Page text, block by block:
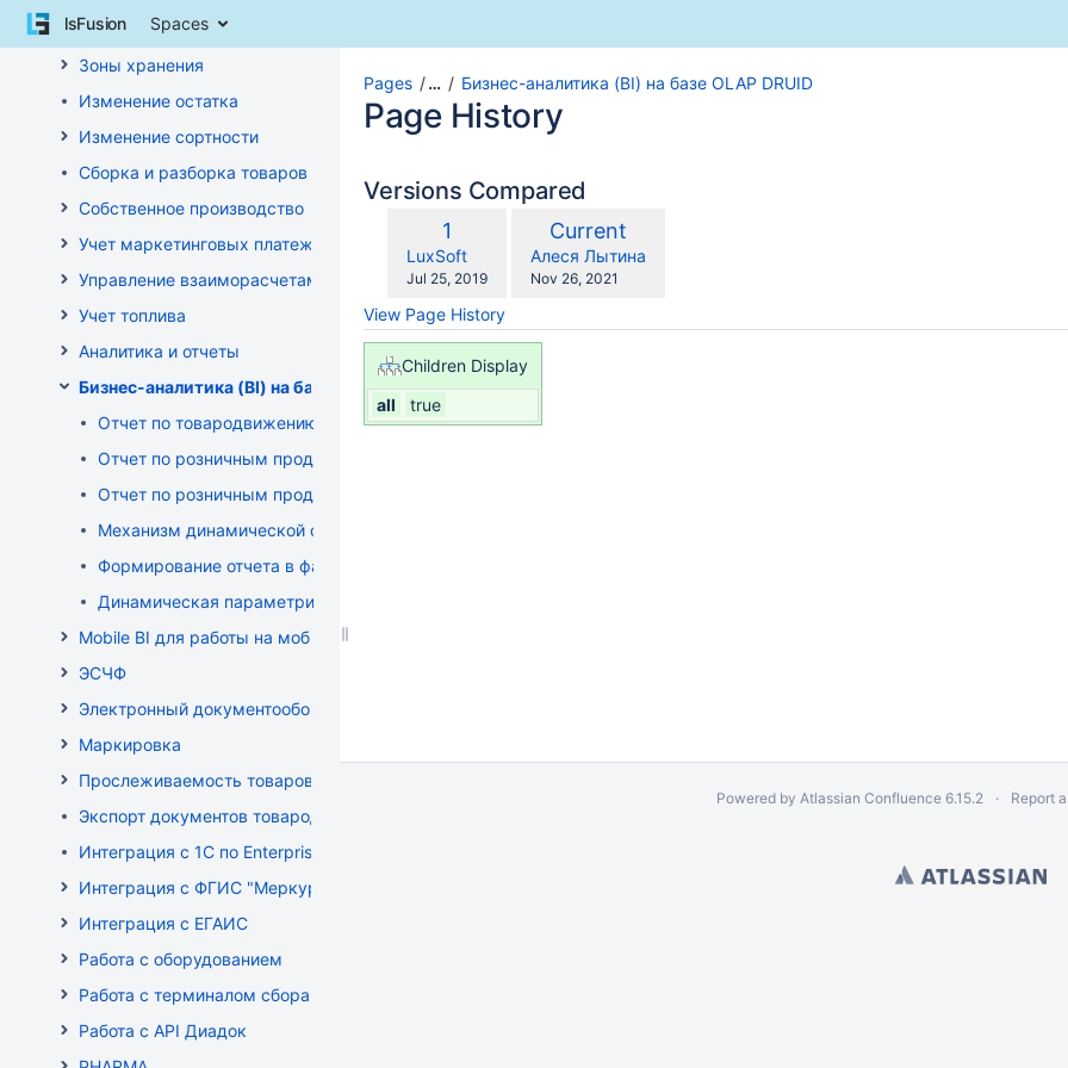
Skip
breadcrumbs
lsFusion Spaces
Инвентаризация
Зоны хранения
Изменение остатка
Изменение сортности
Сборка и разборка товаров
Собственное производство
Учет маркетинговых платежей
Управление взаиморасчетами
Учет топлива
Аналитика и отчеты
Бизнес-аналитика (BI) на базе OLAP DRUID
Отчет по товародвижению с товарной детализацией
Отчет по розничным продажам с детализацией по чекам
Отчет по розничным продажам с детализацией по строкам чеков
Механизм динамической фильтрации и группировки данных в отчете
Формирование отчета в файле XLSX-формата
Динамическая параметризация отображаемых в отчетах показателей
Mobile BI для работы на мобильных устройствах
ЭСЧФ
Электронный документооборот (РБ)
Маркировка
Прослеживаемость товаров
Экспорт документов товародвижения
Интеграция с 1С по EnterpriseData
Интеграция с ФГИС "Меркурий"
Интеграция с ЕГАИС
Работа с оборудованием
Работа с терминалом сбора данных (ТСД)
Работа с API Диадок
Pages … Бизнес-аналитика (BI) на базе OLAP DRUID
Page History
Versions Compared
Old
Version
1
changes.mady.by.user
LuxSoft
Saved
Jul 25, 2019
compared
New
Version
Current
changes.mady.by.user
Алеся Лытина
Saved
Nov 26, 2021
View Page History
Children Display
all
true
Powered by Atlassian Confluence 6.15.2 Report